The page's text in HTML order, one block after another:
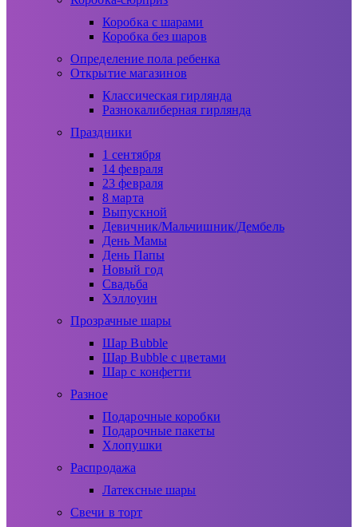
Коробка с шарами
Коробка без шаров
Определение пола ребенка
Открытие магазинов
Классическая гирлянда
Разнокалиберная гирлянда
Праздники
1 сентября
14 февраля
23 февраля
8 марта
Выпускной
Девичник/Мальчишник/Дембель
День Мамы
День Папы
Новый год
Свадьба
Хэллоуин
Прозрачные шары
Шар Bubble
Шар Bubble с цветами
Шар с конфетти
Разное
Подарочные коробки
Подарочные пакеты
Хлопушки
Распродажа
Латексные шары
Свечи в торт